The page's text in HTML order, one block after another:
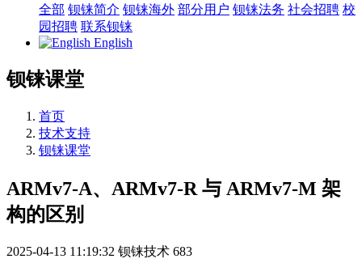
全部 钡铼简介 钡铼海外 部分用户 钡铼法务 社会招聘 校
园招聘 联系钡铼
English
钡铼课堂
首页
技术支持
钡铼课堂
ARMv7-A、ARMv7-R 与 ARMv7-M 架
构的区别
2025-04-13 11:19:32 钡铼技术 683